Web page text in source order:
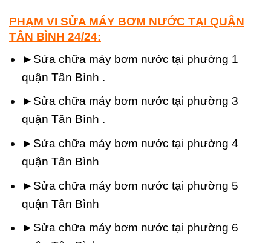
PHẠM VI SỬA MÁY BƠM NƯỚC TẠI QUẬN
TÂN BÌNH 24/24:
►Sửa chữa máy bơm nước tại phường 1
quận Tân Bình .
►Sửa chữa máy bơm nước tại phường 3
quận Tân Bình .
►Sửa chữa máy bơm nước tại phường 4
quận Tân Bình
►Sửa chữa máy bơm nước tại phường 5
quận Tân Bình
►Sửa chữa máy bơm nước tại phường 6